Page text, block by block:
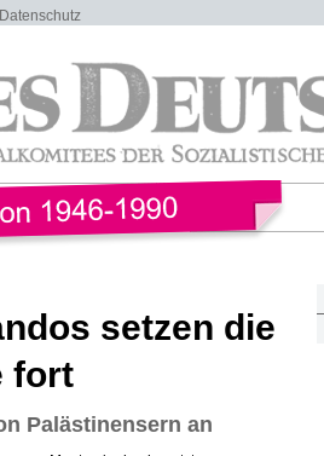
Datenschutz
setzen die
fort
Palästinensern an